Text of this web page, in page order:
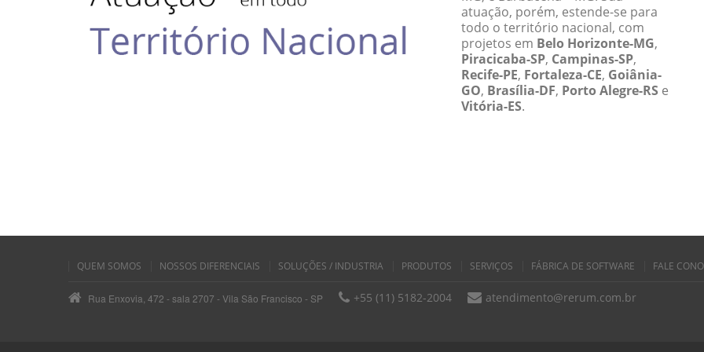
atuação, porém, estende-se para
todo o território nacional, com
projetos em Belo Horizonte-MG,
Piracicaba-SP, Campinas-SP,
Recife-PE, Fortaleza-CE, Goiânia-
GO, Brasília-DF, Porto Alegre-RS e
Vitória-ES.
QUEM SOMOS NOSSOS DIFERENCIAIS SOLUÇÕES / INDUSTRIA PRODUTOS SERVIÇOS FÁBRICA DE SOFTWARE FALE
Rua Enxovia, 472 - sala 2707 - Vila São Francisco - SP +55 (11) 5182-2004 atendimento@rerum.com.br